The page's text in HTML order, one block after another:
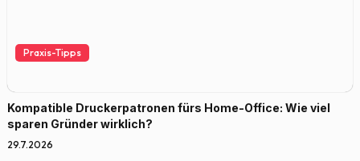
Praxis-Tipps
Kompatible Druckerpatronen fürs Home-Office: Wie viel
sparen Gründer wirklich?
29.7.2026